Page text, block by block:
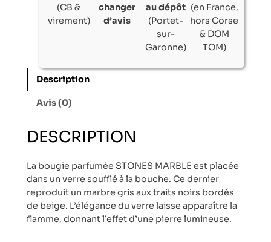
(CB &
virement)
changer
d’avis
au dépôt
(Portet-
sur-
Garonne)
(en France,
hors Corse
& DOM
TOM)
Description
Avis (0)
DESCRIPTION
La bougie parfumée STONES MARBLE est placée
dans un verre soufflé à la bouche. Ce dernier
reproduit un marbre gris aux traits noirs bordés
de beige. L’élégance du verre laisse apparaître la
flamme, donnant l’effet d’une pierre lumineuse.